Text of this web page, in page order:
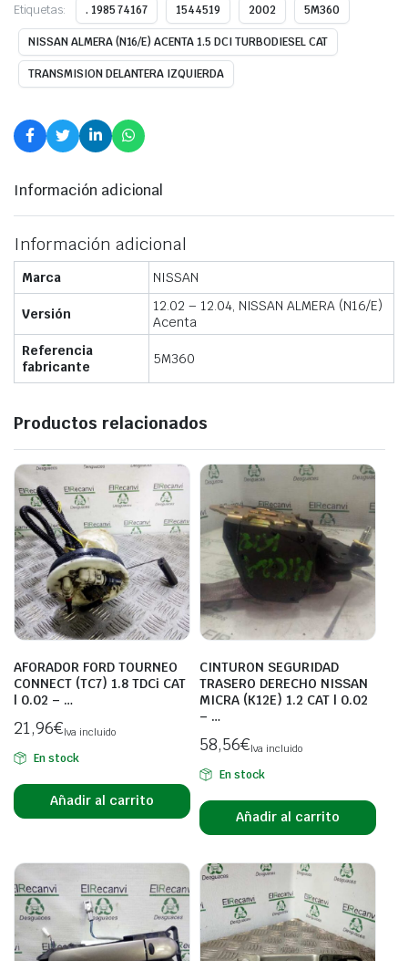
Etiquetas: . 1985 74167 1544519 2002 5M360
NISSAN ALMERA (N16/E) ACENTA 1.5 DCI TURBODIESEL CAT
TRANSMISION DELANTERA IZQUIERDA
Información adicional
Información adicional
Marca NISSAN
Versión
12.02 – 12.04, NISSAN ALMERA (N16/E)
Acenta
Referencia
fabricante
5M360
Productos relacionados
AFORADOR FORD TOURNEO
CONNECT (TC7) 1.8 TDCi CAT
| 0.02 – …
21,96€Iva incluido
En stock
Añadir al carrito
CINTURON SEGURIDAD
TRASERO DERECHO NISSAN
MICRA (K12E) 1.2 CAT | 0.02
– …
58,56€Iva incluido
En stock
Añadir al carrito